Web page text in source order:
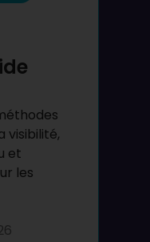
visibilité,
et
les